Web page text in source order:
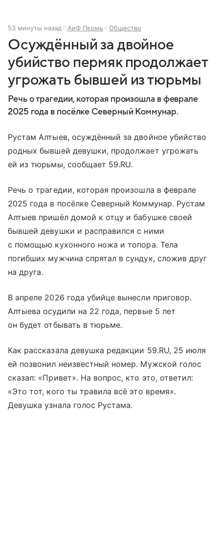
53 минуты назад АиФ Пермь Общество
Осуждённый за двойное
убийство пермяк продолжает
угрожать бывшей из тюрьмы
Речь о трагедии, которая произошла в феврале
2025 года в посёлке Северный Коммунар.
Рустам Алтыев, осуждённый за двойное убийство
родных бывшей девушки, продолжает угрожать
ей из тюрьмы, сообщает 59.RU.
Речь о трагедии, которая произошла в феврале
2025 года в посёлке Северный Коммунар. Рустам
Алтыев пришёл домой к отцу и бабушке своей
бывшей девушки и расправился с ними
с помощью кухонного ножа и топора. Тела
погибших мужчина спрятал в сундук, сложив друг
на друга.
В апреле 2026 года убийце вынесли приговор.
Алтыева осудили на 22 года, первые 5 лет
он будет отбывать в тюрьме.
Как рассказала девушка редакции 59.RU, 25 июля
ей позвонил неизвестный номер. Мужской голос
сказал: «Привет». На вопрос, кто это, ответил:
«Это тот, кого ты травила всё это время».
Девушка узнала голос Рустама.